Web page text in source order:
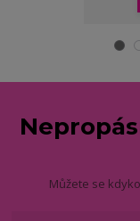
Můžete se